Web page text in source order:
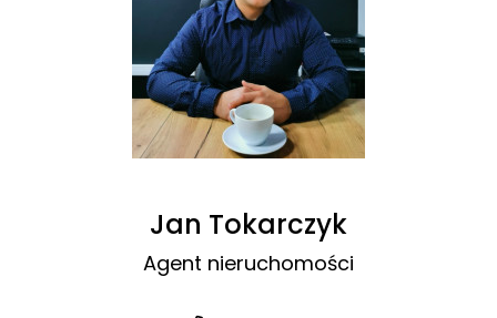
Jan Tokarczyk
Agent nieruchomości